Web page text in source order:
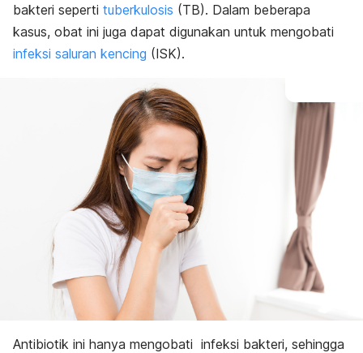
bakteri seperti tuberkulosis (TB). Dalam beberapa
kasus, obat ini juga dapat digunakan untuk mengobati
infeksi saluran kencing (ISK).
Antibiotik ini hanya mengobati infeksi bakteri, sehingga